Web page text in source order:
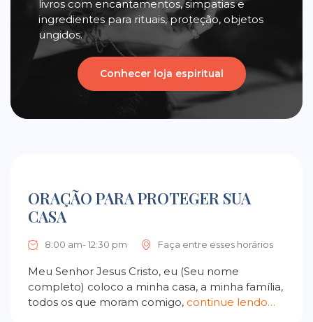
livros com encantamentos, simpatias e
ingredientes para rituais, proteção, objetos
ungidos.
Conhecer loja espiritual
ORAÇÃO PARA PROTEGER SUA
CASA
8:00 am- 12:30 pm Faça entre esses horários
Meu Senhor Jesus Cristo, eu (Seu nome
completo) coloco a minha casa, a minha família,
todos os que moram comigo, continue lendo…